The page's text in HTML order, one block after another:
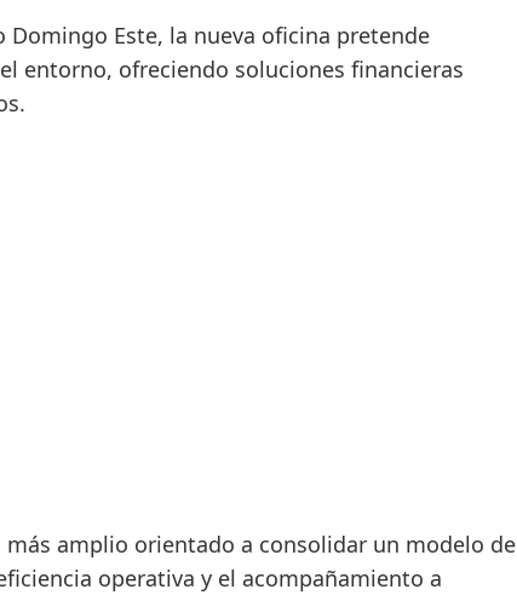
Domingo Este, la nueva oficina pretende
entorno, ofreciendo soluciones financieras
amplio orientado a consolidar un modelo de
operativa y el acompañamiento a